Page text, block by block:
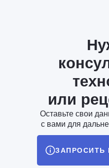
ЗАПРОСИТЬ
или
Оставьте свои
с вами для